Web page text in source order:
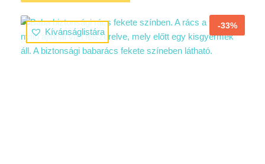
Kívánságlistára
-33%